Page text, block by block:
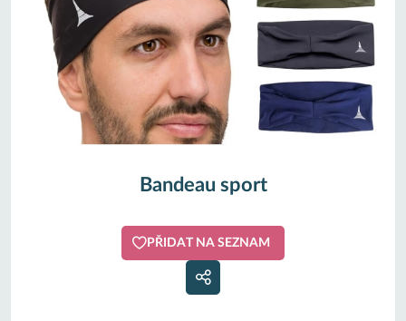
Bandeau sport
PŘIDAT NA SEZNAM